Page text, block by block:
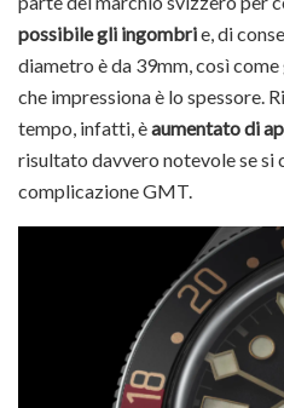
possibile gli ingombrie, di
diametro è da 39mm, così
che impressiona è lo spessore.
tempo, infatti, èaumentato di
risultato davvero notevole se si
complicazione GMT.